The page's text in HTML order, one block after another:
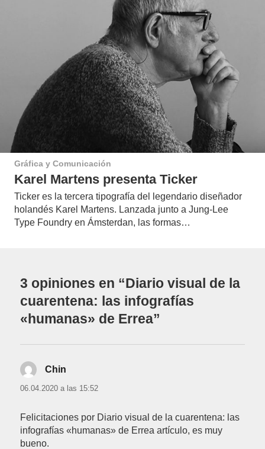
Gráfica y Comunicación
Karel Martens presenta Ticker
Ticker es la tercera tipografía del legendario diseñador
holandés Karel Martens. Lanzada junto a Jung-Lee
Type Foundry en Ámsterdan, las formas…
3 opiniones en “Diario visual de la
cuarentena: las infografías
«humanas» de Errea”
Chin
06.04.2020 a las 15:52
Felicitaciones por Diario visual de la cuarentena: las
infografías «humanas» de Errea artículo, es muy
bueno.